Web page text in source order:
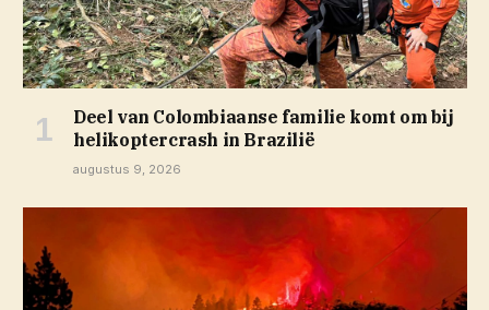
Deel van Colombiaanse familie komt om bij
helikoptercrash in Brazilië
augustus 9, 2026